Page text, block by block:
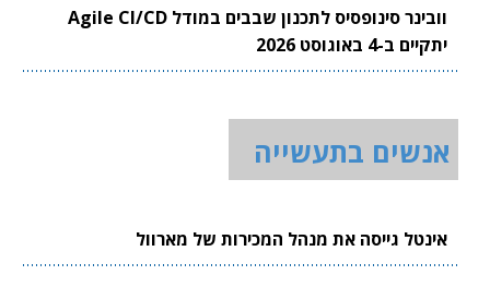
וובינר סינופסיס לתכנון שבבים במודל Agile CI/CD
יתקיים ב-4 באוגוסט 2026
אנשים בתעשייה
אינטל גייסה את מנהל המכירות של מארוול